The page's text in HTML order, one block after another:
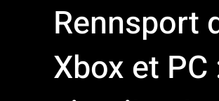
Rennsport
Xbox et